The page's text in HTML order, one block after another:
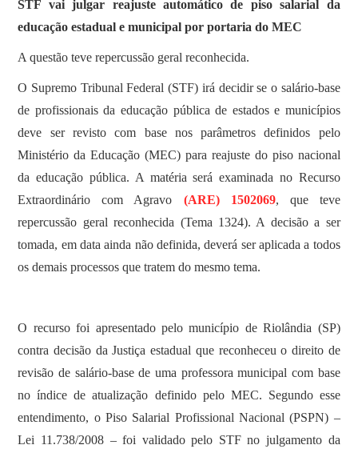
STF vai julgar reajuste automático de piso salarial da
educação estadual e municipal por portaria do MEC
A questão teve repercussão geral reconhecida.
O Supremo Tribunal Federal (STF) irá decidir se o salário-base
de profissionais da educação pública de estados e municípios
deve ser revisto com base nos parâmetros definidos pelo
Ministério da Educação (MEC) para reajuste do piso nacional
da educação pública. A matéria será examinada no Recurso
Extraordinário com Agravo (ARE) 1502069, que teve
repercussão geral reconhecida (Tema 1324). A decisão a ser
tomada, em data ainda não definida, deverá ser aplicada a todos
os demais processos que tratem do mesmo tema.
O recurso foi apresentado pelo município de Riolândia (SP)
contra decisão da Justiça estadual que reconheceu o direito de
revisão de salário-base de uma professora municipal com base
no índice de atualização definido pelo MEC. Segundo esse
entendimento, o Piso Salarial Profissional Nacional (PSPN) –
Lei 11.738/2008 – foi validado pelo STF no julgamento da